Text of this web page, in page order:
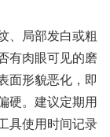
、局部发白或粗
有肉眼可见的磨
面形貌恶化，即
硬。建议定期用
具使用时间记录